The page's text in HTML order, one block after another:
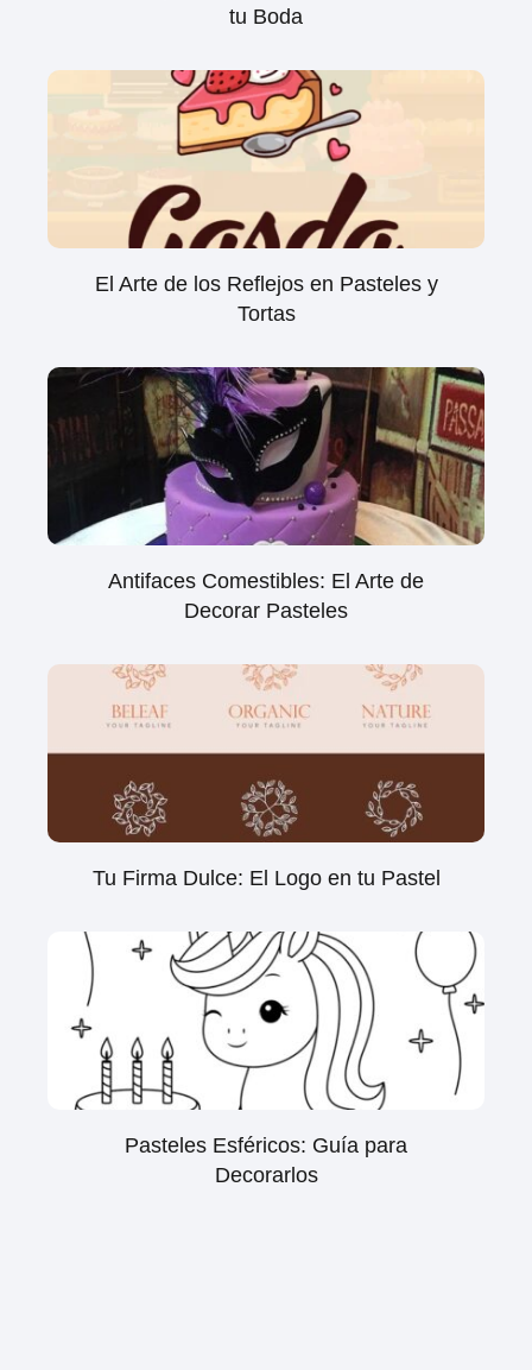
tu Boda
El Arte de los Reflejos en Pasteles y
Tortas
Antifaces Comestibles: El Arte de
Decorar Pasteles
Tu Firma Dulce: El Logo en tu Pastel
Pasteles Esféricos: Guía para
Decorarlos